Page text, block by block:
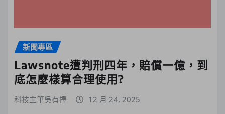
新聞專區
Lawsnote遭判刑四年，賠償一億，到
底怎麼樣算合理使用?
科技主筆吳有擇 12 月 24, 2025